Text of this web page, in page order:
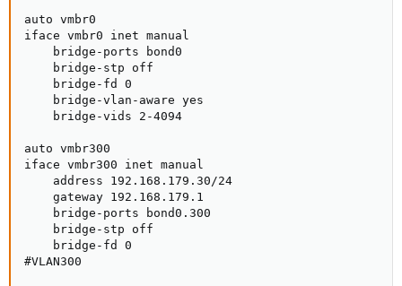
auto vmbr0
iface vmbr0 inet manual
    bridge-ports bond0
    bridge-stp off
    bridge-fd 0
    bridge-vlan-aware yes
    bridge-vids 2-4094
auto vmbr300
iface vmbr300 inet manual
    address 192.168.179.30/24
    gateway 192.168.179.1
    bridge-ports bond0.300
    bridge-stp off
    bridge-fd 0
#VLAN300